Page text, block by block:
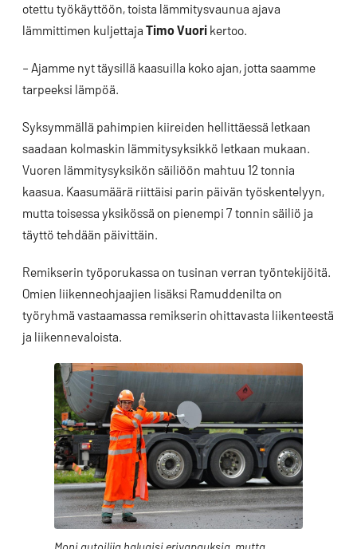
otettu työkäyttöön, toista lämmitysvaunua ajava
lämmittimen kuljettaja Timo Vuori kertoo.
– Ajamme nyt täysillä kaasuilla koko ajan, jotta saamme
tarpeeksi lämpöä.
Syksymmällä pahimpien kiireiden hellittäessä letkaan
saadaan kolmaskin lämmitysyksikkö letkaan mukaan.
Vuoren lämmitysyksikön säiliöön mahtuu 12 tonnia
kaasua. Kaasumäärä riittäisi parin päivän työskentelyyn,
mutta toisessa yksikössä on pienempi 7 tonnin säiliö ja
täyttö tehdään päivittäin.
Remikserin työporukassa on tusinan verran työntekijöitä.
Omien liikenneohjaajien lisäksi Ramuddenilta on
työryhmä vastaamassa remikserin ohittavasta liikenteestä
ja liikennevaloista.